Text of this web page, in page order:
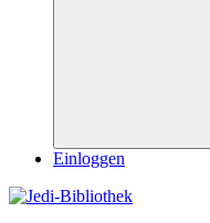
Einloggen